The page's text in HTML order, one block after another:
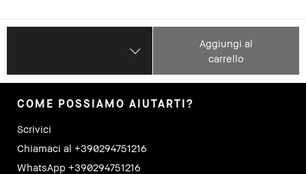
Aggiungi al
carrello
COME POSSIAMO AIUTARTI?
Scrivici
Chiamaci al +390294751216
WhatsApp +390294751216